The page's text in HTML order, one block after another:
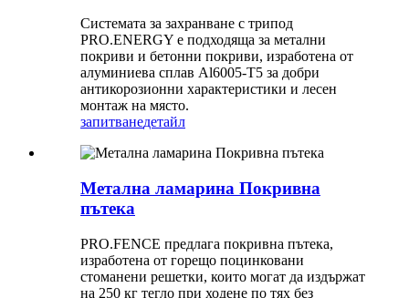
Системата за захранване с трипод
PRO.ENERGY е подходяща за метални
покриви и бетонни покриви, изработена от
алуминиева сплав Al6005-T5 за добри
антикорозионни характеристики и лесен
монтаж на място.
запитванедетайл
Метална ламарина Покривна
пътека
PRO.FENCE предлага покривна пътека,
изработена от горещо поцинковани
стоманени решетки, които могат да издържат
на 250 кг тегло при ходене по тях без